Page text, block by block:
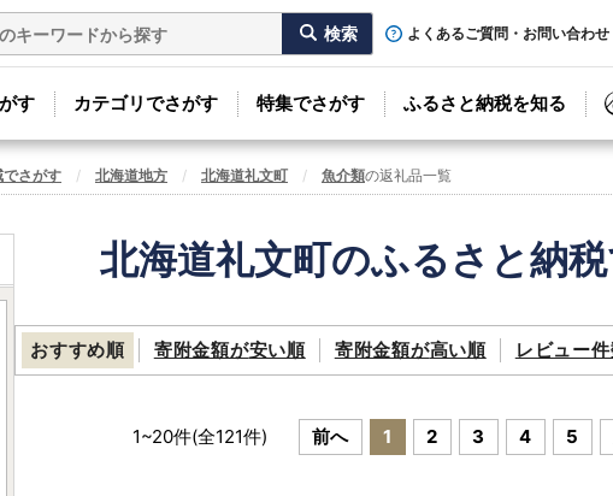
よくあるご質問・お問い合わせ
す カテゴリでさがす 特集でさがす ふるさと納税を知る
でさがす 北海道地方 北海道礼文町 魚介類の返礼品一覧
北海道礼文町のふるさと納
おすすめ順 寄附金額が安い順 寄附金額が高い順 レビュー
1~20件(全121件) 前へ 1 2 3 4 5